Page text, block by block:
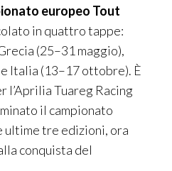
europeo Tout
in quattro tappe:
(25–31 maggio),
Italia (13–17 ottobre). È
l’Aprilia Tuareg Racing
il campionato
tre edizioni, ora
conquista del